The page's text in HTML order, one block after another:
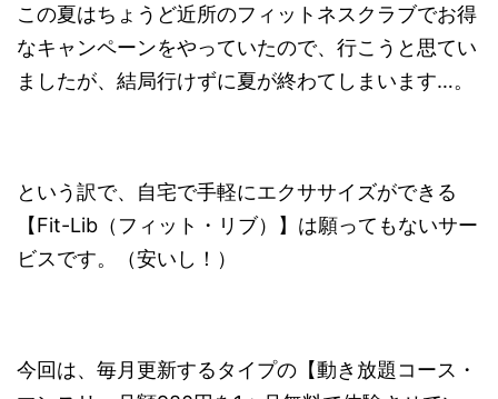
この夏はちょうど近所のフィットネスクラブでお得
なキャンペーンをやっていたので、行こうと思てい
ましたが、結局行けずに夏が終わてしまいます…。
という訳で、自宅で手軽にエクササイズができる
【Fit-Lib（フィット・リブ）】は願ってもないサー
ビスです。（安いし！）
今回は、毎月更新するタイプの【動き放題コース・